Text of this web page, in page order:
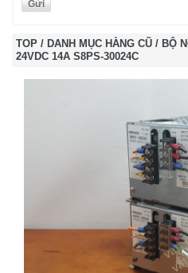
TOP / DANH MỤC HÀNG CŨ / BỘ
24VDC 14A S8PS-30024C